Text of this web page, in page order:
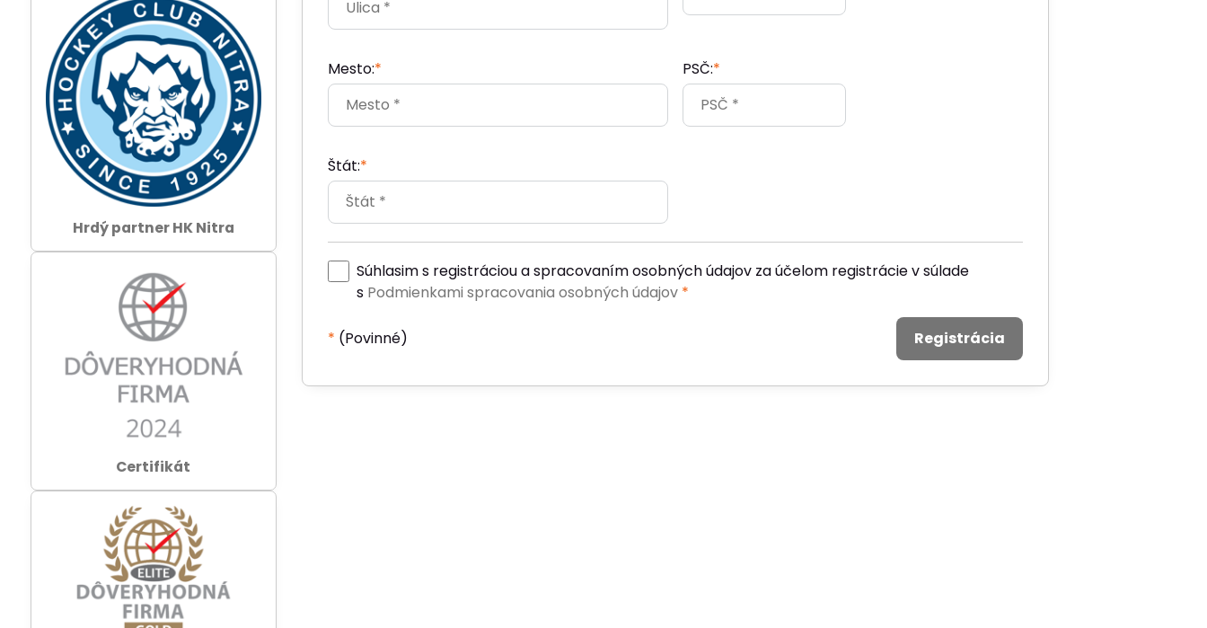
Mesto:* PSČ:*
Štát:*
Súhlasim s registráciou a spracovaním osobných údajov za účelom registrácie v súlade
s Podmienkami spracovania osobných údajov *
* (Povinné) Registrácia
Hrdý partner HK Nitra
Certifikát